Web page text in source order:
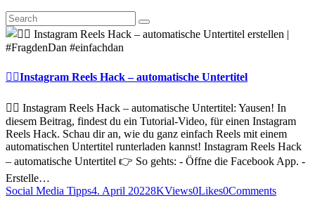
✌🏼Instagram Reels Hack – automatische Untertitel
✌🏼 Instagram Reels Hack – automatische Untertitel: Yausen! In
diesem Beitrag, findest du ein Tutorial-Video, für einen Instagram
Reels Hack. Schau dir an, wie du ganz einfach Reels mit einem
automatischen Untertitel runterladen kannst! Instagram Reels Hack
– automatische Untertitel 👉 So gehts: - Öffne die Facebook App. -
Erstelle…
Social Media Tipps4. April 20228KViews0Likes0Comments